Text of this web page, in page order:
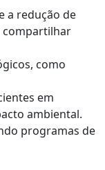
a redução de
compartilhar
como
em
ambiental.
programas de